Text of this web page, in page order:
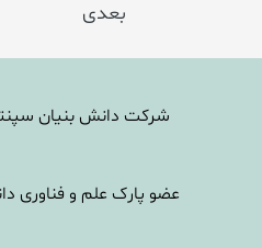
بعدی
شرکت دانش بنیان
عضو پارک علم و فناوری